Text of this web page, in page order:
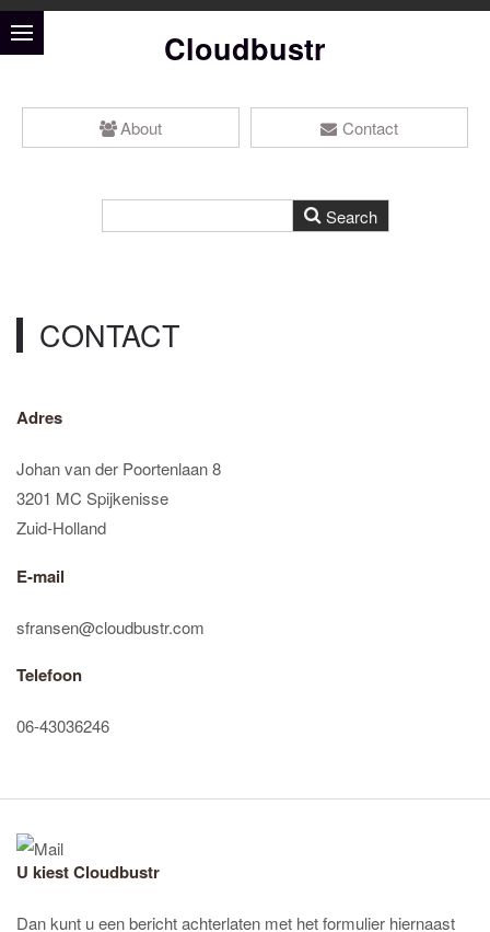
Cloudbustr
About Contact
CONTACT
Adres
Johan van der Poortenlaan 8
3201 MC Spijkenisse
Zuid-Holland
E-mail
sfransen@cloudbustr.com
Telefoon
06-43036246
U kiest Cloudbustr
Dan kunt u een bericht achterlaten met het formulier hiernaast